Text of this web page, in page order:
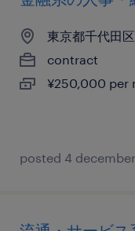
東京都千代田
contract
¥250,000 per
posted 4